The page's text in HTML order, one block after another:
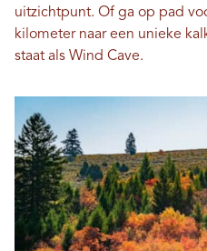
uitzichtpunt. Of ga op pad
kilometer naar een unieke
staat als Wind Cave.